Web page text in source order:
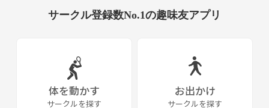
サークル登録数No.1の趣味友アプリ
体を動かす
サークルを探す
お出かけ
サークルを探す